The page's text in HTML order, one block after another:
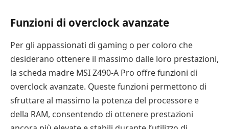
Funzioni di overclock avanzate
Per gli appassionati di gaming o per coloro che
desiderano ottenere il massimo dalle loro prestazioni,
la scheda madre MSI Z490-A Pro offre funzioni di
overclock avanzate. Queste funzioni permettono di
sfruttare al massimo la potenza del processore e
della RAM, consentendo di ottenere prestazioni